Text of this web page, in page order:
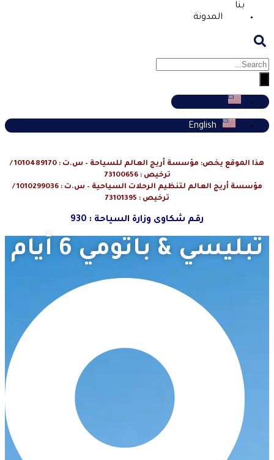
بنا
المدونة
English
هذا الموقع يخص: مؤسسة أريج العالم للسياحة – س.ت : 1010489170 /
ترخيص : 73100656
مؤسسة أريج العالم لتنظيم الرحلات السياحية – س.ت : 1010299036 /
ترخيص : 73101395
رقم شكاوى وزارة السياحة : 930
تبليسي & باتومي 6 أيام